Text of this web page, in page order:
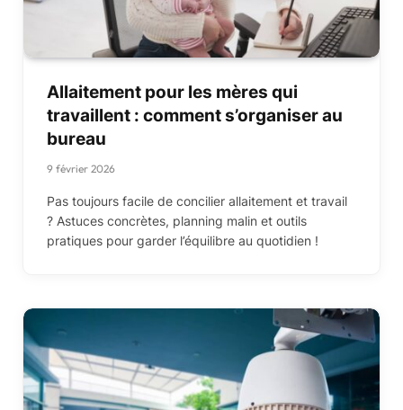
Allaitement pour les mères qui
travaillent : comment s’organiser au
bureau
9 février 2026
Pas toujours facile de concilier allaitement et travail
? Astuces concrètes, planning malin et outils
pratiques pour garder l’équilibre au quotidien !